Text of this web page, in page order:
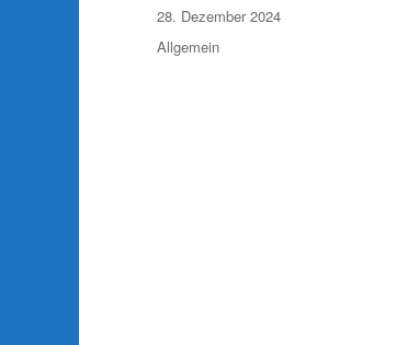
Veröffentlicht
am
28. Dezember 2024
Kategorien
Allgemein